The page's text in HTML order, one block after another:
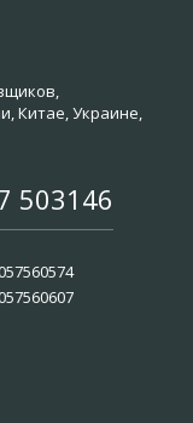
Китае, Украине,
503146